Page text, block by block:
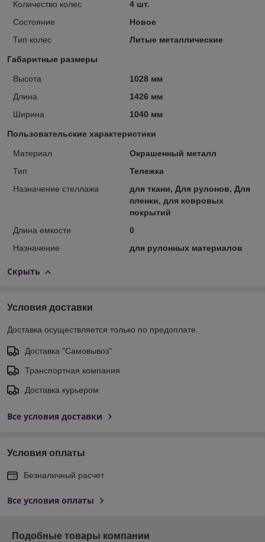
Количество колес
4 шт.
Состояние
Новое
Тип колес
Литые металлические
Габаритные размеры
Высота
1028 мм
Длина
1426 мм
Ширина
1040 мм
Пользовательские характеристики
Материал
Окрашенный металл
Тип
Тележка
Назначение стеллажа
для ткани, Для рулонов, Для
пленки, для ковровых
покрытий
Длина емкости
0
Назначение
для рулонных материалов
Скрыть
Условия доставки
Доставка осуществляется только по предоплате.
Доставка "Самовывоз"
Транспортная компания
Доставка курьером
Все условия доставки
Условия оплаты
Безналичный расчет
Все условия оплаты
Подобные товары компании